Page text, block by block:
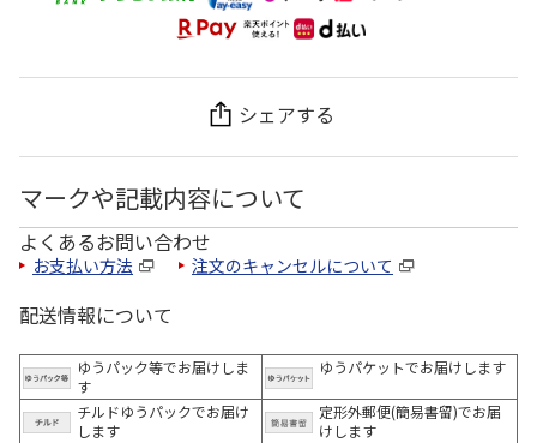
シェアする
マークや記載内容について
よくあるお問い合わせ
お支払い方法 注文のキャンセルについて
配送情報について
ゆうパック等でお届けしま
す
ゆうパケットでお届けします
チルドゆうパックでお届け
します
定形外郵便(簡易書留)でお届
けします